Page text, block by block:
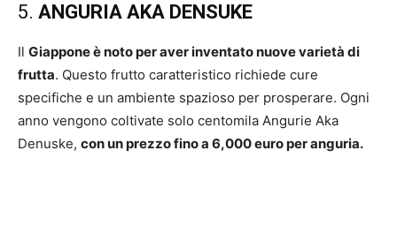
5. ANGURIA AKA DENSUKE
Il Giappone è noto per aver inventato nuove varietà di
frutta. Questo frutto caratteristico richiede cure
specifiche e un ambiente spazioso per prosperare. Ogni
anno vengono coltivate solo centomila Angurie Aka
Denuske, con un prezzo fino a 6,000 euro per anguria.